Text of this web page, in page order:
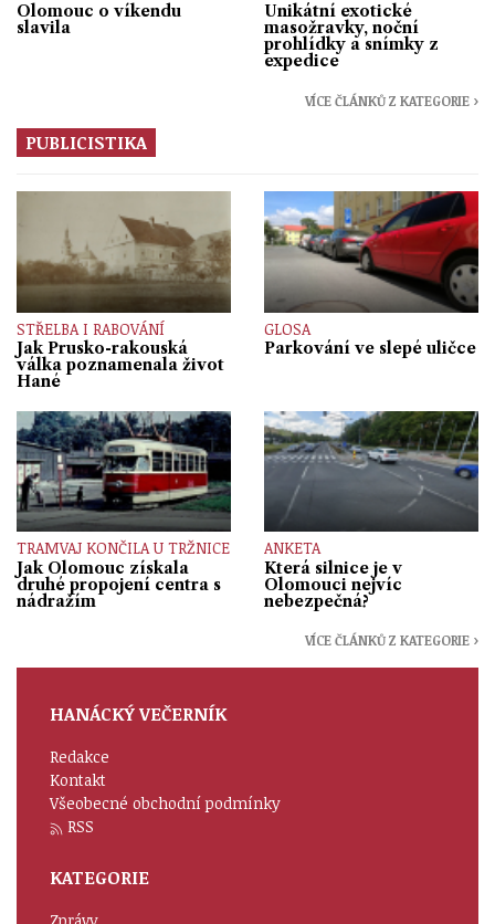
Olomouc o víkendu
slavila
Unikátní exotické
masožravky, noční
prohlídky a snímky z
expedice
VÍCE ČLÁNKŮ Z KATEGORIE ›
PUBLICISTIKA
STŘELBA I RABOVÁNÍ
Jak Prusko-rakouská
válka poznamenala život
Hané
GLOSA
Parkování ve slepé uličce
TRAMVAJ KONČILA U TRŽNICE
Jak Olomouc získala
druhé propojení centra s
nádražím
ANKETA
Která silnice je v
Olomouci nejvíc
nebezpečná?
VÍCE ČLÁNKŮ Z KATEGORIE ›
HANÁCKÝ VEČERNÍK
Redakce
Kontakt
Všeobecné obchodní podmínky
RSS
KATEGORIE